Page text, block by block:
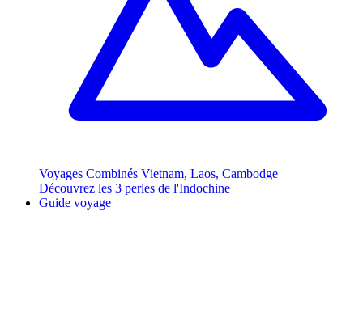
Voyages Combinés Vietnam, Laos, Cambodge
Découvrez les 3 perles de l'Indochine
Guide voyage